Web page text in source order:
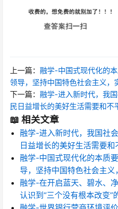
上一篇： 融学-中国式现代化的
领导，坚持中国特色社会主义，
下一篇： 融学-进入新时代，我
民日益增长的美好生活需要和不
📖 相关文章
融学-进入新时代，我国社
日益增长的美好生活需要
融学-中国式现代化的本质
导，坚持中国特色社会主义
融学-在开启蓝天、碧水、
认识到“三个没有根本改变”